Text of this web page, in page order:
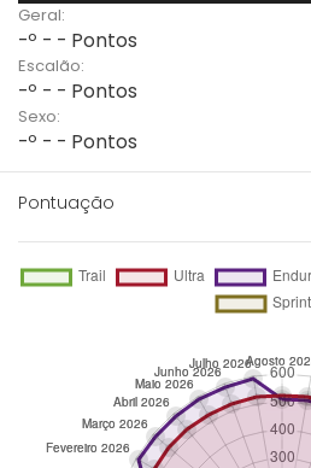
Geral:
-º - - Pontos
Escalão:
-º - - Pontos
Sexo:
-º - - Pontos
Pontuação